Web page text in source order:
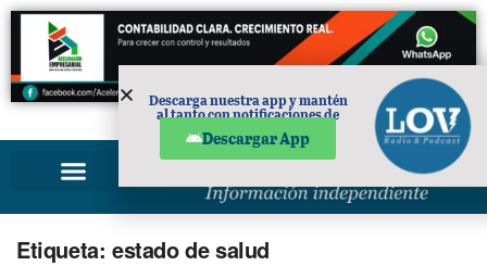
PUBLICIDAD
Etiqueta: estado de salud
Descarga nuestra app y mantén
al tanto con notificaciones de
Descargar App